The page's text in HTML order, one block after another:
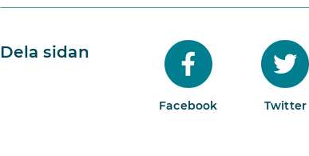
Dela sidan
Facebook Twitter